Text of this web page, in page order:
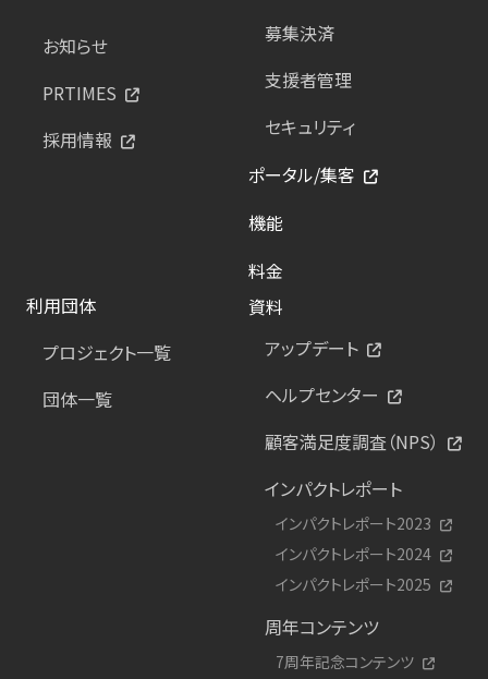
お知らせ
PRTIMES
採用情報
募集決済
支援者管理
セキュリティ
ポータル/集客
機能
料金
利用団体
プロジェクト一覧
団体一覧
資料
アップデート
ヘルプセンター
顧客満足度調査（NPS）
インパクトレポート
インパクトレポート2023
インパクトレポート2024
インパクトレポート2025
周年コンテンツ
7周年記念コンテンツ